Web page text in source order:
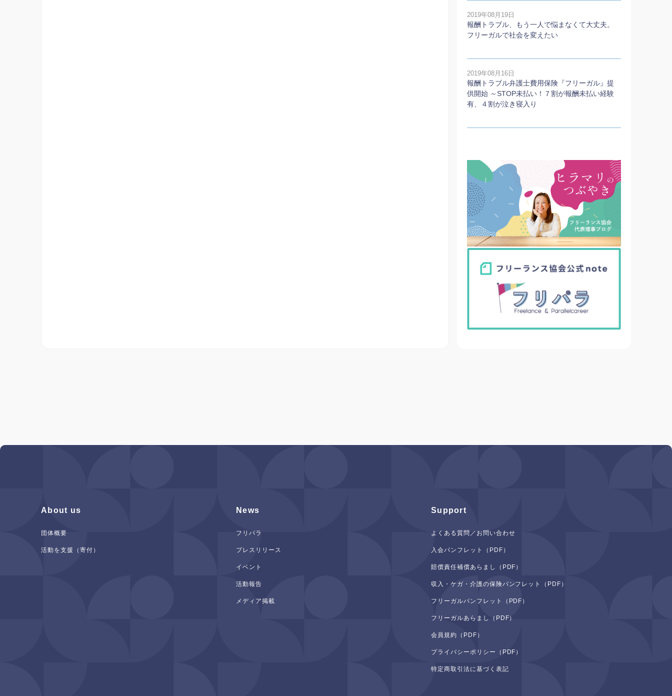
2019年08月19日
報酬トラブル、もう一人で悩まなくて大丈夫。
フリーガルで社会を変えたい
2019年08月16日
報酬トラブル弁護士費用保険『フリーガル』提
供開始 ～STOP未払い！７割が報酬未払い経験
有、４割が泣き寝入り
About us
団体概要
活動を支援（寄付）
News
フリパラ
プレスリリース
イベント
活動報告
メディア掲載
Support
よくある質問／お問い合わせ
入会パンフレット（PDF）
賠償責任補償あらまし（PDF）
収入・ケガ・介護の保険パンフレット（PDF）
フリーガルパンフレット（PDF）
フリーガルあらまし（PDF）
会員規約（PDF）
プライバシーポリシー（PDF）
特定商取引法に基づく表記